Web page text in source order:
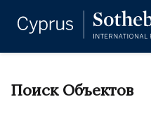
Поиск Объектов